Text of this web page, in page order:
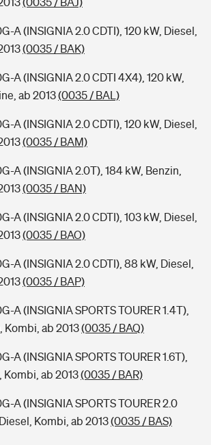
A (INSIGNIA 2.0 CDTI), 120 kW, Diesel,
(0035 / BAK)
A (INSIGNIA 2.0 CDTI 4X4), 120 kW,
ab 2013(0035 / BAL)
A (INSIGNIA 2.0 CDTI), 120 kW, Diesel,
(0035 / BAM)
A (INSIGNIA 2.0T), 184 kW, Benzin,
(0035 / BAN)
A (INSIGNIA 2.0 CDTI), 103 kW, Diesel,
(0035 / BAO)
A (INSIGNIA 2.0 CDTI), 88 kW, Diesel,
(0035 / BAP)
A (INSIGNIA SPORTS TOURER 1.4T),
Kombi, ab 2013(0035 / BAQ)
A (INSIGNIA SPORTS TOURER 1.6T),
Kombi, ab 2013(0035 / BAR)
A (INSIGNIA SPORTS TOURER 2.0
Kombi, ab 2013(0035 / BAS)